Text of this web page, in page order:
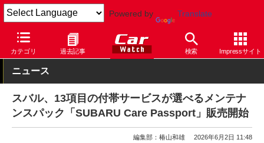
Powered by Translate
カテゴリ 過去記事 検索 Impressサイト
Car Watch 自動車 スバル
ニュース
スバル、13項目の付帯サービスが選べるメンテナ
ンスパック「SUBARU Care Passport」販売開始
編集部：椿山和雄 2026年6月2日 11:48